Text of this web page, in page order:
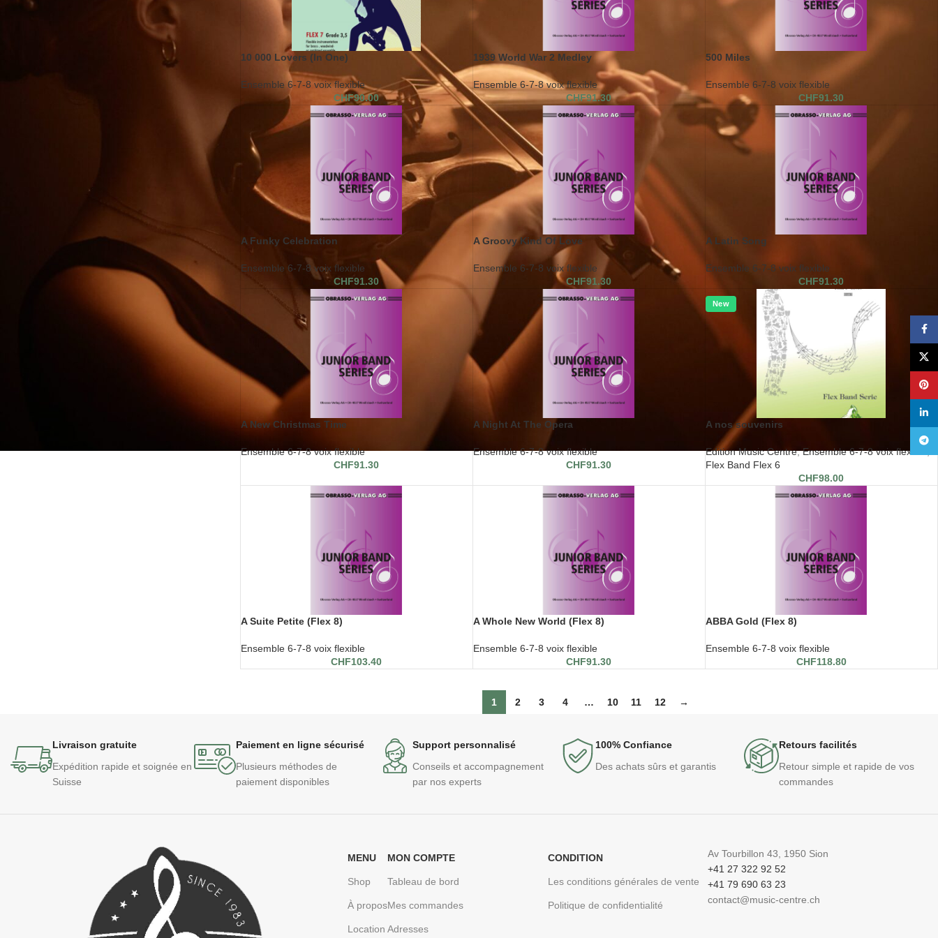
Prix: CHF39
10 000 Lovers (In One)
Ensemble 6-7-8 voix flexible
CHF90.00
1939 World War 2 Medley
Ensemble 6-7-8 voix flexible
CHF91.30
500 Miles
Ensemble 6-7-8 voix flexible
CHF91.30
A Funky Celebration
Ensemble 6-7-8 voix flexible
CHF91.30
A Groovy Kind Of Love
Ensemble 6-7-8 voix flexible
CHF91.30
A Latin Song
Ensemble 6-7-8 voix flexible
CHF91.30
A New Christmas Time
Ensemble 6-7-8 voix flexible
CHF91.30
A Night At The Opera
Ensemble 6-7-8 voix flexible
CHF91.30
New
A nos souvenirs
Edition Music Centre, Ensemble 6-7-8 voix flexible
Flex Band Flex 6
CHF98.00
A Suite Petite (Flex 8)
Ensemble 6-7-8 voix flexible
CHF103.40
A Whole New World (Flex 8)
Ensemble 6-7-8 voix flexible
CHF91.30
ABBA Gold (Flex 8)
Ensemble 6-7-8 voix flexible
CHF118.80
1 2 3 4 … 10 11 12 →
Livraison gratuite
Expédition rapide et soignée en
Suisse
Paiement en ligne sécurisé
Plusieurs méthodes de
paiement disponibles
Support personnalisé
Conseils et accompagnement
par nos experts
100% Confiance
Des achats sûrs et garantis
Retours facilités
Retour simple et rapide de vos
commandes
MENU
Shop
À propos
Location
MON COMPTE
Tableau de bord
Mes commandes
Adresses
CONDITION
Les conditions générales de vente
Politique de confidentialité
Av Tourbillon 43, 1950 Sion
+41 27 322 92 52
+41 79 690 63 23
contact@music-centre.ch